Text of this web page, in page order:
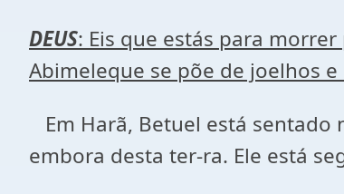
DEUS: Eis que estás para
Abimeleque se põe de joelhos
Em Harã, Betuel está sentado
embora desta ter-ra. Ele está